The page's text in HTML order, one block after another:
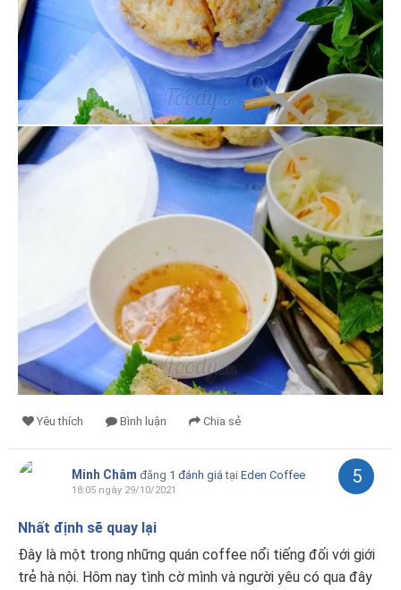
Yêu thích Bình luận Chia sẻ
Minh Châm đăng 1 đánh giá tại Eden Coffee
18:05 ngày 29/10/2021
5
Nhất định sẽ quay lại
Đây là một trong những quán coffee nổi tiếng đối với giới
trẻ hà nội. Hôm nay tình cờ mình và người yêu có qua đây